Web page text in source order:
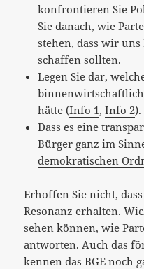
konfrontieren Sie
Sie danach, wie
stehen, dass wir
schaffen sollten.
Legen Sie dar,
hätte (Info 1,Info 2).
Dass es eine
Bürger ganzim
demokratischen
Erhoffen Sie nicht,
Resonanz erhalten.
sehen können, wie
antworten. Auch das
kennen das BGE noch